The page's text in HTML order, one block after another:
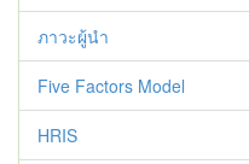
ภาวะผู้นำ
Five Factors Model
HRIS